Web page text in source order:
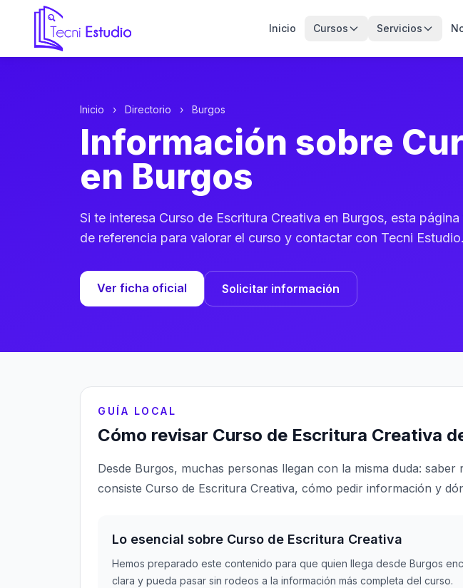
Ir a la página de inicio de Tecni Estudio
Inicio Cursos Servicios
Inicio › Directorio › Burgos
Información sobre
en Burgos
Si te interesa Curso de Escritura Creativa en Burgos, esta
de referencia para valorar el curso y contactar con Tecni Estudio.
Ver ficha oficial Solicitar información
GUÍA LOCAL
Cómo revisar Curso de Escritura Creativa
Desde Burgos, muchas personas llegan con la misma duda: saber
consiste Curso de Escritura Creativa, cómo pedir información y
Lo esencial sobre Curso de Escritura Creativa
Hemos preparado este contenido para que quien llega desde Burgos
clara y pueda pasar sin rodeos a la información más completa del curso.